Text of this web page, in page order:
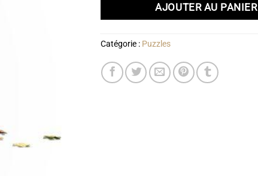
AJOUTER AU PANIER
Catégorie : Puzzles